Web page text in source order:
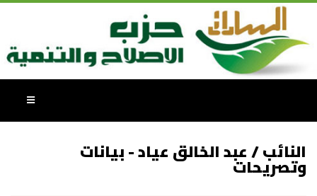
النائب / عبد الخالق عياد - بيانات
وتصريحات